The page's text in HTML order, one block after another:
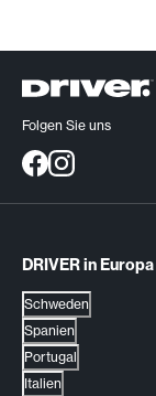
Folgen Sie uns
DRIVER in Europa
Schweden
Spanien
Portugal
Italien